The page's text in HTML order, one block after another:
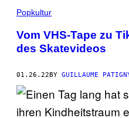
Popkultur
Vom VHS-Tape zu
des Skatevideos
01.26.22BY GUILLAUME